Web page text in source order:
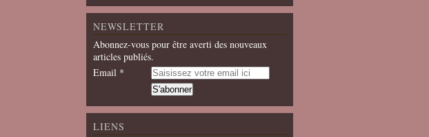
NEWSLETTER
Abonnez-vous pour être averti des nouveaux
articles publiés.
Email
LIENS